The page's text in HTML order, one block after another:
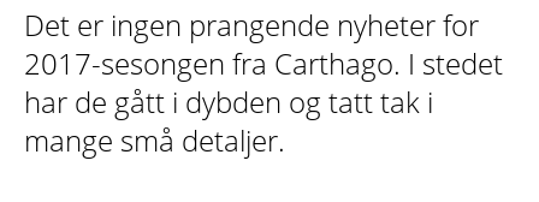
Det er ingen prangende nyheter for
2017-sesongen fra Carthago. I stedet
har de gått i dybden og tatt tak i
mange små detaljer.